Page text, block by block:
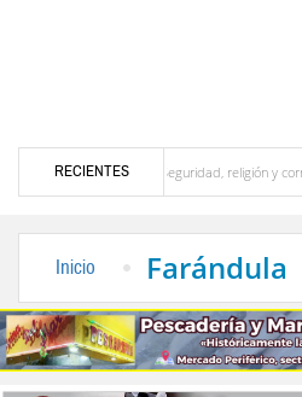
RECIENTES
Seguridad, religión y corrupción:
Inicio Farándula